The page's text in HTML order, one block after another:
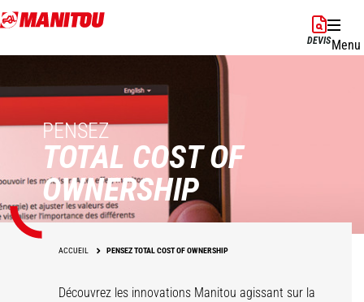
Aller
au
DEVISMenu
PENSEZ
TOTAL COST OF
OWNERSHIP
ACCUEIL PENSEZ TOTAL COST OF OWNERSHIP
Découvrez les innovations Manitou agissant sur la